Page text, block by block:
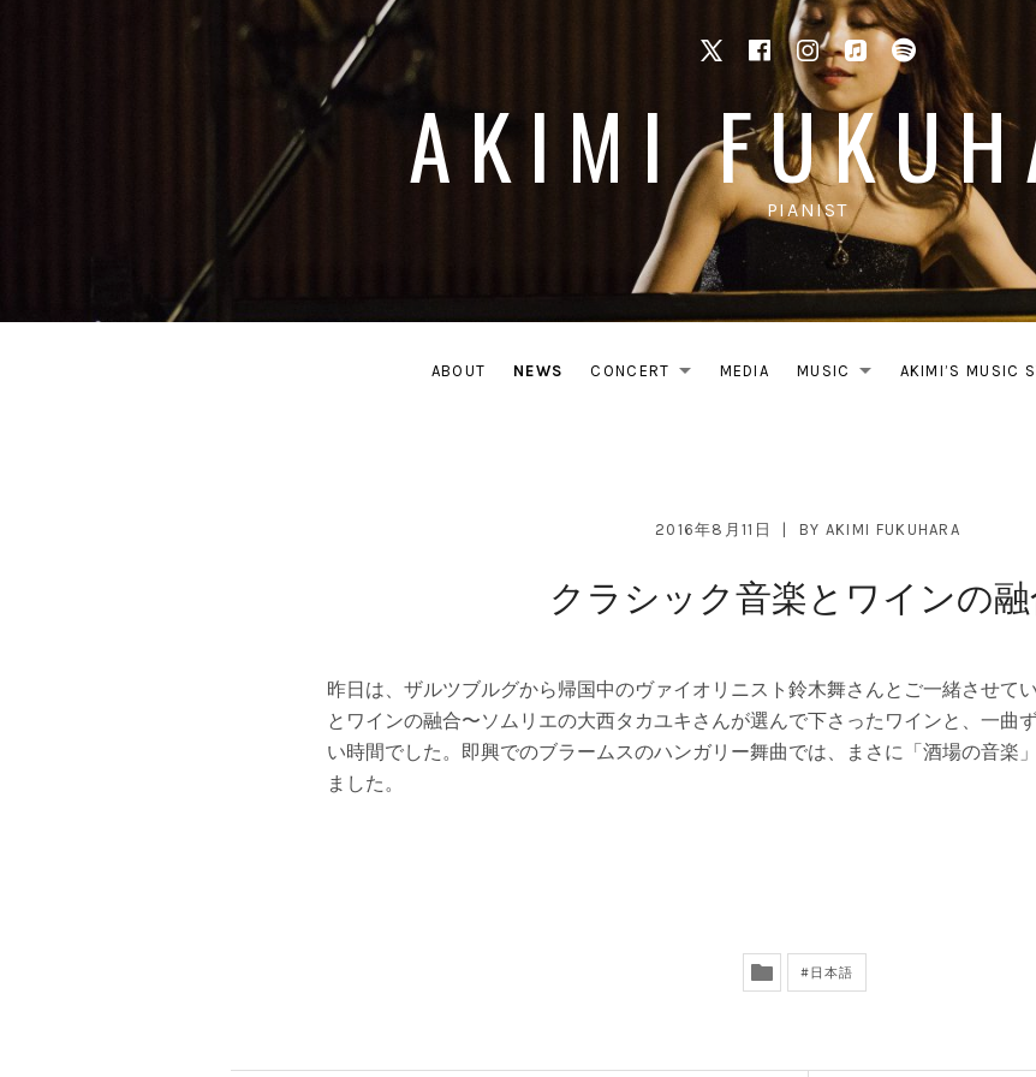
AKIMI
PIANIST
ABOUT NEWS CONCERT MEDIA MUSIC AKIMI’S MUSIC
facebook
Instagram
Apple Music
Spotify
クラシック音楽とワインの
2016年8月11日 BY AKIMI FUKUHARA
昨日は、ザルツブルグから帰国中のヴァイオリニスト鈴木舞さんとご一緒させて
とワインの融合〜ソムリエの大西タカユキさんが選んで下さったワインと、一曲
い時間でした。即興でのブラームスのハンガリー舞曲では、まさに「酒場の音楽
ました。
日本語